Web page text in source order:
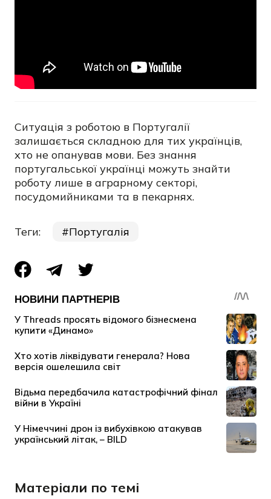
Ситуація з роботою в Португалії
залишається складною для тих українців,
хто не опанував мови. Без знання
португальської українці можуть знайти
роботу лише в аграрному секторі,
посудомийниками та в пекарнях.
Теги: Португалія
Матеріали по темі